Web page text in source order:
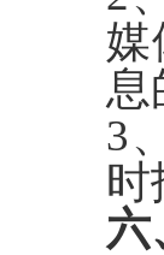
媒
息
3
时
六